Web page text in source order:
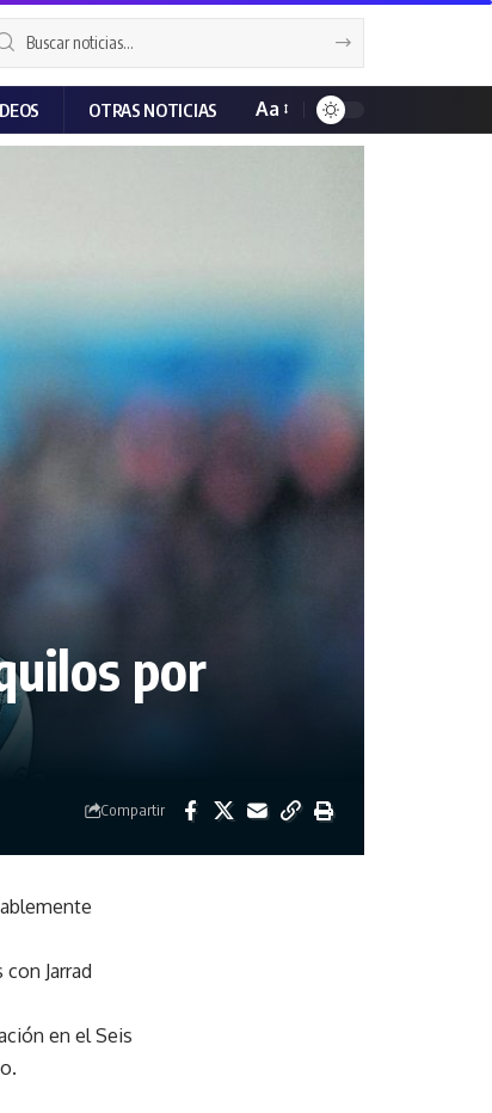
OTRAS NOTICIAS Aa
por
Compartir
Jarrad
en el Seis